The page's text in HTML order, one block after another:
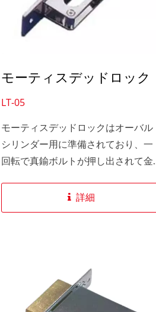
モーティスデッドロック
LT-05
モーティスデッドロックはオーバル
シリンダー用に準備されており、一
回転で真鍮ボルトが押し出されて金
このオーバルシリンダーで操作され
るモーティスデッドロックから、ス
詳細